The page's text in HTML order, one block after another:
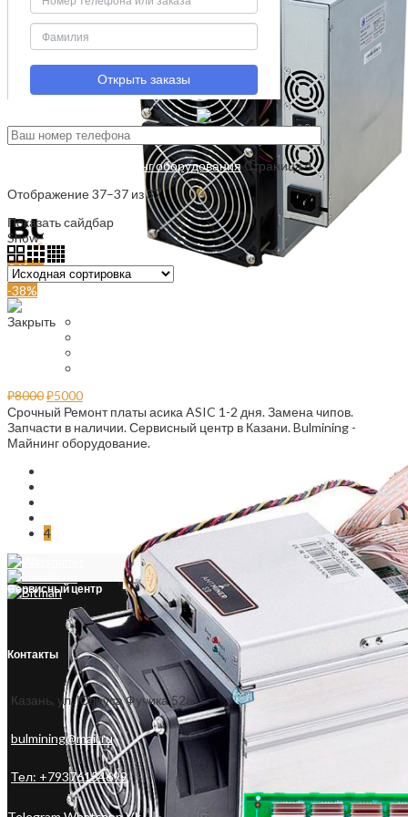
0items/₽0
Категории
Запчасти
Ремонт майнинг оборудования
Советы по ремонту
Ремонт майнинг оборудованияСтраница 4
Отображение 37–37 из 37
Показать сайдбар
Show9
-38%
Закрыть
Ремонт платы асиков
₽8000₽5000
Срочный Ремонт платы асика ASIC 1-2 дня. Замена чипов.
Запчасти в наличии. Сервисный центр в Казани. Bulmining -
Майнинг оборудование.
4
Сервисный центр
Контакты
Казань, ул. Юлиуса Фучика 52а
bulmining@mail.ru
Тел: +79376154699